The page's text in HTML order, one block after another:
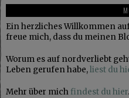
Ein herzliches Willkommen
freue mich, dass du meinen
Worum es auf nordverliebt
Leben gerufen habe,liest du
Mehr über michfindest du hier.